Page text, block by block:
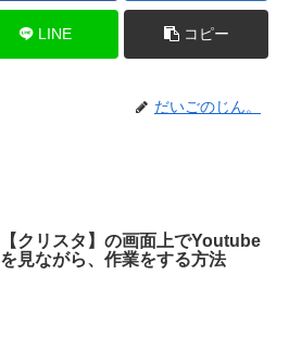
LINE コピー
だいごのじん。
【クリスタ】の画面上でYoutube
を見ながら、作業をする方法